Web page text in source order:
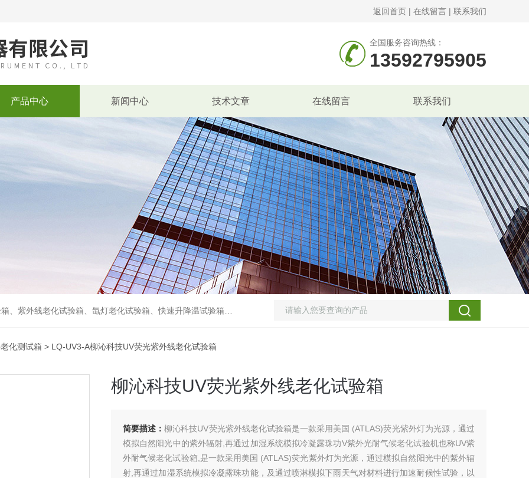
返回首页 | 在线留言 | 联系我们
全国服务咨询热线：
13592795905
产品中心 新闻中心 技术文章 在线留言 联系我们
尘试验箱、步入式恒温恒湿试验室、高温老化房、真空及无尘干燥试验箱、盐水喷雾试验箱、跌落试验机、电磁振动台等各类环境仪器和力学试验设备。
化测试箱 > LQ-UV3-A柳沁科技UV荧光紫外线老化试验箱
柳沁科技UV荧光紫外线老化试验箱
简要描述：柳沁科技UV荧光紫外线老化试验箱是一款采用美国 (ATLAS)荧光紫外灯为光源，通过
模拟自然阳光中的紫外辐射,再通过加湿系统模拟冷凝露珠功V紫外光耐气候老化试验机也称UV紫
外耐气候老化试验箱,是一款采用美国 (ATLAS)荧光紫外灯为光源，通过模拟自然阳光中的紫外辐
射,再通过加湿系统模拟冷凝露珠功能，及通过喷淋模拟下雨天气对材料进行加速耐候性试验，以